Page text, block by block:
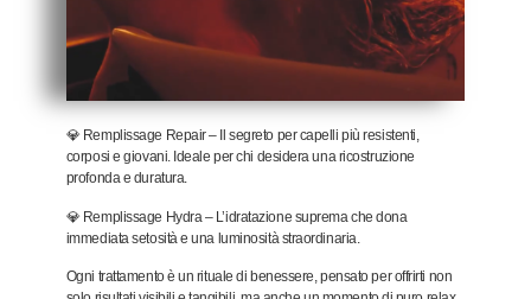
💎 Remplissage Repair– Il segreto per capelli più resistenti,
corposi e giovani. Ideale per chi desidera una ricostruzione
profonda e duratura.
💎 Remplissage Hydra – L’idratazione suprema che dona
immediata setosità e una luminosità straordinaria.
Ogni trattamento è un rituale di benessere, pensato per offrirti non